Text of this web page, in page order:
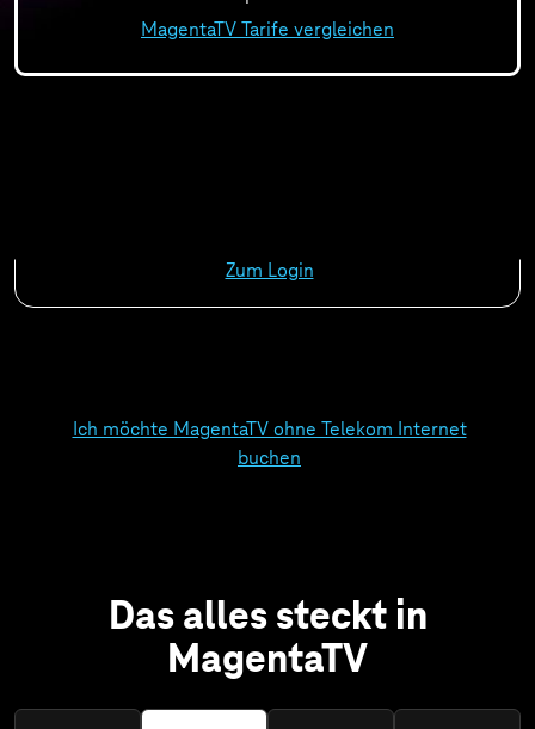
MagentaTV Tarife vergleichen
Zum Login
Ich möchte MagentaTV ohne Telekom Internet
buchen
Das alles steckt in
MagentaTV